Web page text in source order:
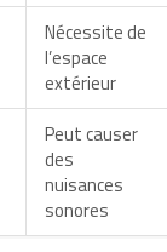
Nécessite de
l’espace
extérieur
Peut causer
des
nuisances
sonores